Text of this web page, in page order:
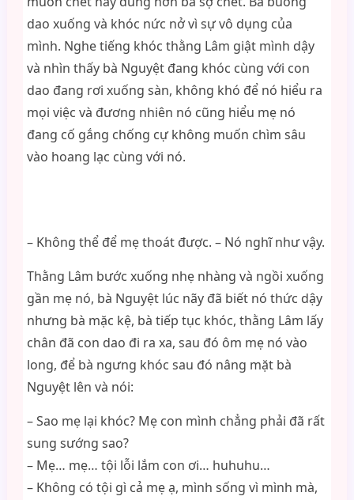
dao xuống và khóc nức nở vì sự vô dụng của
mình. Nghe tiếng khóc thằng Lâm giật mình dậy
và nhìn thấy bà Nguyệt đang khóc cùng với con
dao đang rơi xuống sàn, không khó để nó hiểu ra
mọi việc và đương nhiên nó cũng hiểu mẹ nó
đang cố gắng chống cự không muốn chìm sâu
vào hoang lạc cùng với nó.
– Không thể để mẹ thoát được. – Nó nghĩ như vậy.
Thằng Lâm bước xuống nhẹ nhàng và ngồi xuống
gần mẹ nó, bà Nguyệt lúc nãy đã biết nó thức dậy
nhưng bà mặc kệ, bà tiếp tục khóc, thằng Lâm lấy
chân đã con dao đi ra xa, sau đó ôm mẹ nó vào
long, để bà ngưng khóc sau đó nâng mặt bà
Nguyệt lên và nói:
– Sao mẹ lại khóc? Mẹ con mình chẳng phải đã rất
sung sướng sao?
– Mẹ… mẹ… tội lỗi lắm con ơi… huhuhu…
– Không có tội gì cả mẹ ạ, mình sống vì mình mà,